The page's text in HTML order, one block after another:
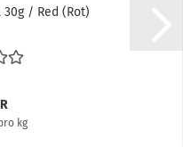
30g / Red (Rot)
kg